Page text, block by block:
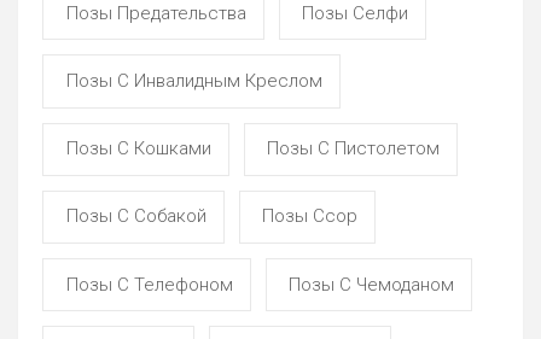
Позы Предательства Позы Селфи
Позы С Инвалидным Креслом
Позы С Кошками Позы С Пистолетом
Позы С Собакой Позы Ссор
Позы С Телефоном Позы С Чемоданом